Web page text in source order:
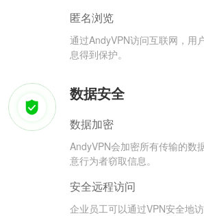
匿名浏览
通过AndyVPN访问互联网，用
息得到保护。
数据安全
数据加密
AndyVPN会加密所有传输的数
意行为者窃取信息。
安全远程访问
企业员工可以通过VPN安全地